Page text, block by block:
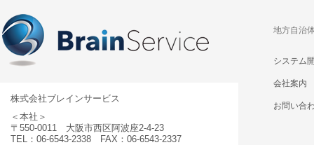
株式会社ブレインサービス
＜本社＞
〒550-0011 大阪市西区阿波座2-4-23
TEL：06-6543-2338 FAX：06-6543-2337
地方自治
システム
会社案内
お問い合